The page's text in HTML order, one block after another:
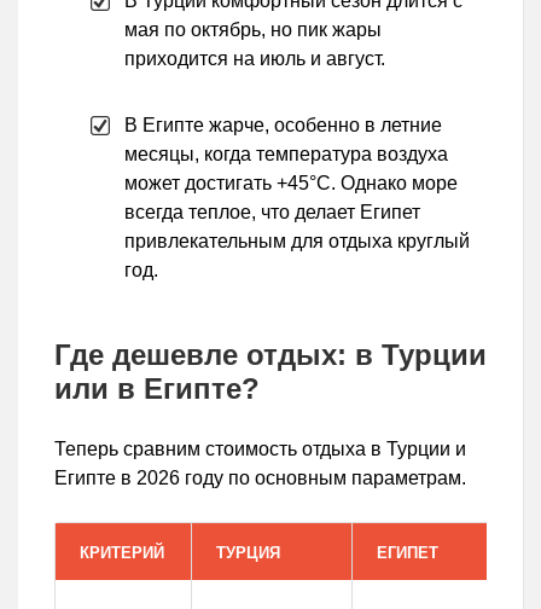
мая по октябрь, но пик жары
приходится на июль и август.
В Египте жарче, особенно в летние
месяцы, когда температура воздуха
может достигать +45°C. Однако море
всегда теплое, что делает Египет
привлекательным для отдыха круглый
год.
Где дешевле отдых: в Турции
или в Египте?
Теперь сравним стоимость отдыха в Турции и
Египте в 2026 году по основным параметрам.
КРИТЕРИЙ ТУРЦИЯ ЕГИПЕТ